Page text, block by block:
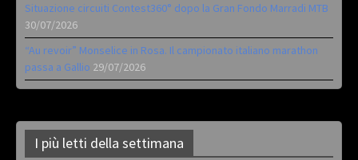
Situazione circuiti Contest360° dopo la Gran Fondo Marradi MTB
30/07/2026
“Au revoir” Monselice in Rosa. Il campionato italiano marathon
passa a Gallio 29/07/2026
I più letti della settimana